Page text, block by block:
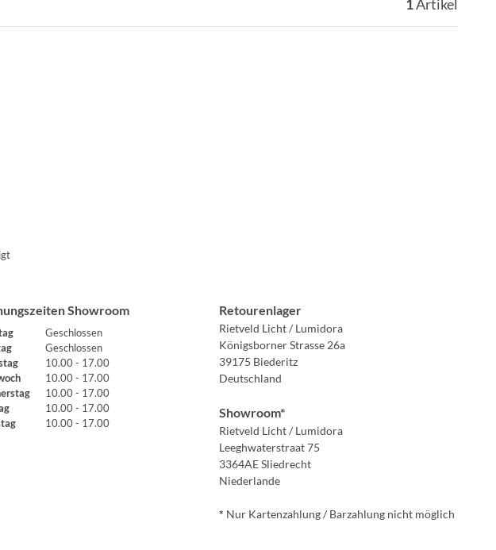
1Artikel
Showroom
Geschlossen
Geschlossen
10.00 - 17.00
10.00 - 17.00
10.00 - 17.00
10.00 - 17.00
10.00 - 17.00
Retourenlager
Rietveld Licht / Lumidora
Königsborner Strasse 26a
39175 Biederitz
Deutschland
Showroom*
Rietveld Licht / Lumidora
Leeghwaterstraat 75
3364AE Sliedrecht
Niederlande
* Nur Kartenzahlung / Barzahlung nicht möglich